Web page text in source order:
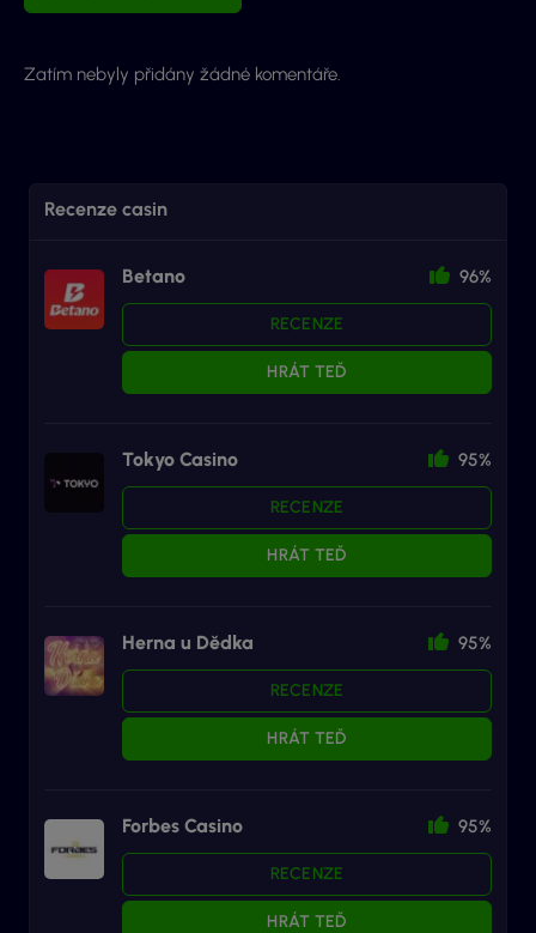
Zatím nebyly přidány žádné komentáře.
Recenze casin
Betano 96%
RECENZE
HRÁT TEĎ
Tokyo Casino 95%
RECENZE
HRÁT TEĎ
Herna u Dědka 95%
RECENZE
HRÁT TEĎ
Forbes Casino 95%
RECENZE
HRÁT TEĎ